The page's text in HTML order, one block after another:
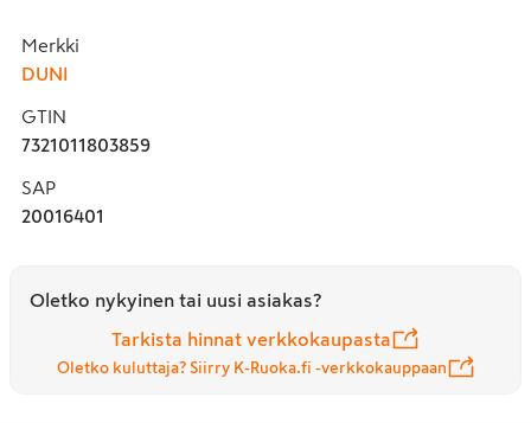
Merkki
DUNI
GTIN
7321011803859
SAP
20016401
Oletko nykyinen tai uusi asiakas?
Tarkista hinnat verkkokaupasta
Oletko kuluttaja? Siirry K-Ruoka.fi -verkkokauppaan